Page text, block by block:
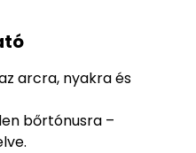
arcra, nyakra és
bőrtónusra –